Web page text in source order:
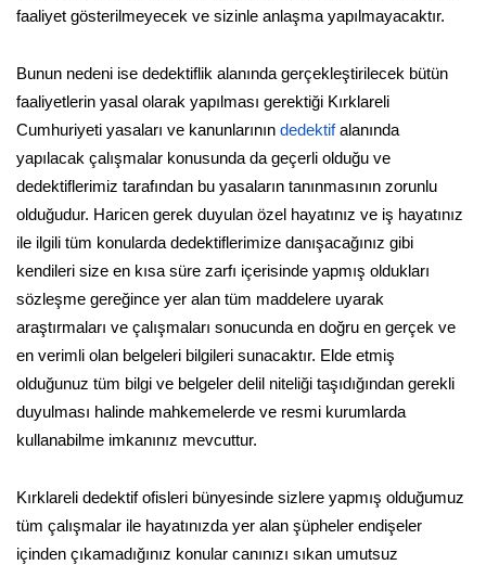
faaliyet gösterilmeyecek ve sizinle anlaşma yapılmayacaktır.
Bunun nedeni ise dedektiflik alanında gerçekleştirilecek bütün
faaliyetlerin yasal olarak yapılması gerektiği Kırklareli
Cumhuriyeti yasaları ve kanunlarının dedektifalanında
yapılacak çalışmalar konusunda da geçerli olduğu ve
dedektiflerimiz tarafından bu yasaların tanınmasının zorunlu
olduğudur. Haricen gerek duyulan özel hayatınız ve iş hayatınız
ile ilgili tüm konularda dedektiflerimize danışacağınız gibi
kendileri size en kısa süre zarfı içerisinde yapmış oldukları
sözleşme gereğince yer alan tüm maddelere uyarak
araştırmaları ve çalışmaları sonucunda en doğru en gerçek ve
en verimli olan belgeleri bilgileri sunacaktır. Elde etmiş
olduğunuz tüm bilgi ve belgeler delil niteliği taşıdığından gerekli
duyulması halinde mahkemelerde ve resmi kurumlarda
kullanabilme imkanınız mevcuttur.
Kırklareli dedektif ofisleri bünyesinde sizlere yapmış olduğumuz
tüm çalışmalar ile hayatınızda yer alan şüpheler endişeler
içinden çıkamadığınız konular canınızı sıkan umutsuz